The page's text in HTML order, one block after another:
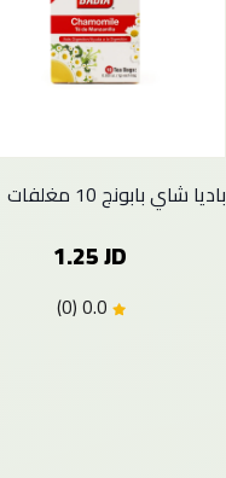
باديا شاي بابونج 10 مغلفات
1.25 JD